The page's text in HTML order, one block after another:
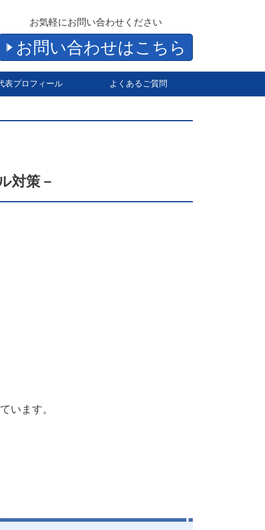
お気軽にお問い合わせください
お問い合わせはこちら
表プロフィール よくあるご質問
対策－
います。